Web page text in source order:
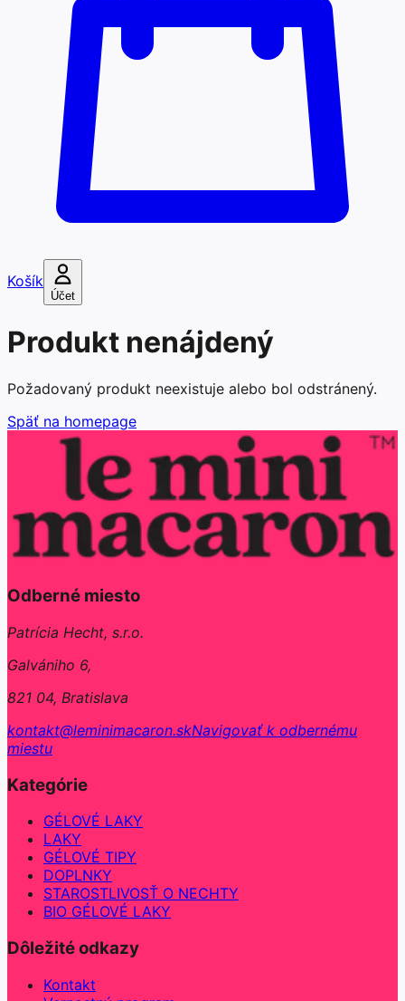
Košík
Účet
Produkt nenájdený
Požadovaný produkt neexistuje alebo bol odstránený.
Späť na homepage
Odberné miesto
Patrícia Hecht, s.r.o.
Galvániho 6,
821 04, Bratislava
kontakt@leminimacaron.skNavigovať k odbernému
miestu
Kategórie
GÉLOVÉ LAKY
LAKY
GÉLOVÉ TIPY
DOPLNKY
STAROSTLIVOSŤ O NECHTY
BIO GÉLOVÉ LAKY
Dôležité odkazy
Kontakt